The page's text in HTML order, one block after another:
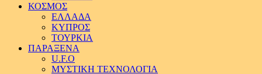
ΚΟΣΜΟΣ
ΕΛΛΑΔΑ
ΚΥΠΡΟΣ
ΤΟΥΡΚΙΑ
ΠΑΡΑΞΕΝΑ
U.F.O
ΜΥΣΤΙΚΗ ΤΕΧΝΟΛΟΓΙΑ